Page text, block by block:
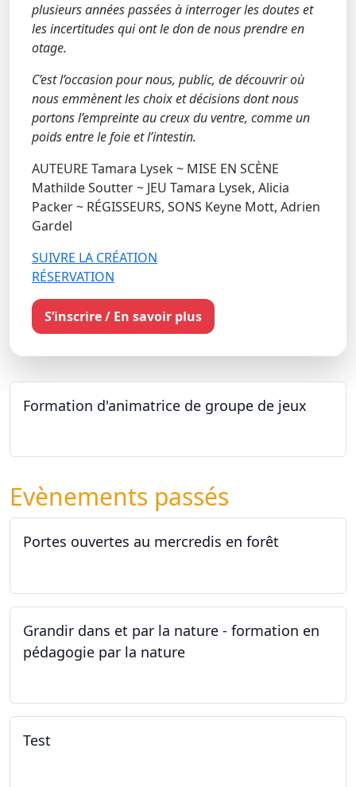
plusieurs années passées à interroger les doutes et
les incertitudes qui ont le don de nous prendre en
otage.
C’est l’occasion pour nous, public, de découvrir où
nous emmènent les choix et décisions dont nous
portons l’empreinte au creux du ventre, comme un
poids entre le foie et l’intestin.
AUTEURE Tamara Lysek ~ MISE EN SCÈNE
Mathilde Soutter ~ JEU Tamara Lysek, Alicia
Packer ~ RÉGISSEURS, SONS Keyne Mott, Adrien
Gardel
SUIVRE LA CRÉATION
RÉSERVATION
S’inscrire / En savoir plus
Formation d'animatrice de groupe de jeux
Evènements passés
Portes ouvertes au mercredis en forêt
Grandir dans et par la nature - formation en
pédagogie par la nature
Test